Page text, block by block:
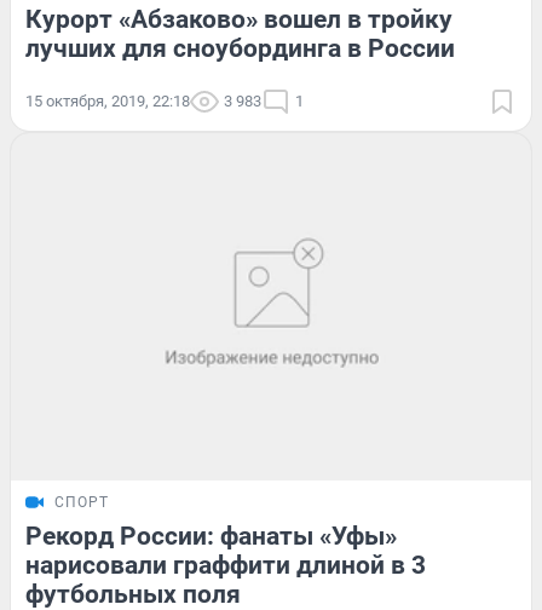
Курорт «Абзаково» вошел в тройку
лучших для сноубординга в России
15 октября, 2019, 22:18 3 983 1
СПОРТ
Рекорд России: фанаты «Уфы»
нарисовали граффити длиной в 3
футбольных поля